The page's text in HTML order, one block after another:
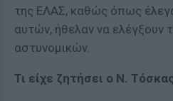
της ΕΛΑΣ, καθώς όπως
αυτών, ήθελαν να ελέγξουν
αστυνομικών.
Τι είχε ζητήσει ο Ν.